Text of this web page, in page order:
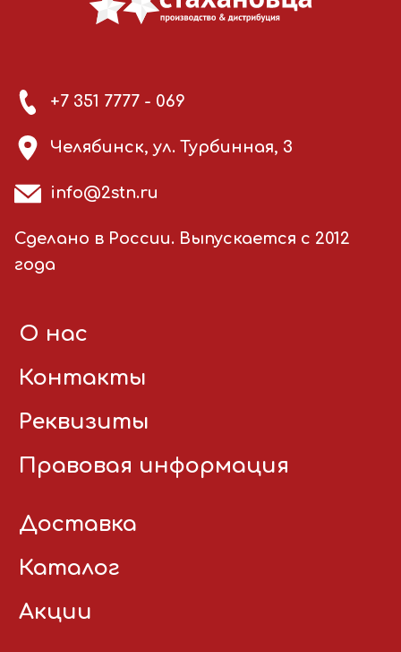
+7 351 7777 - 069
Челябинск, ул. Турбинная, 3
info@2stn.ru
Сделано в России. Выпускается с 2012
года
О нас
Контакты
Реквизиты
Правовая информация
Доставка
Каталог
Акции